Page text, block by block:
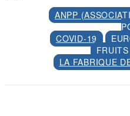
ANPP
COVID-19
LA FABRIQUE